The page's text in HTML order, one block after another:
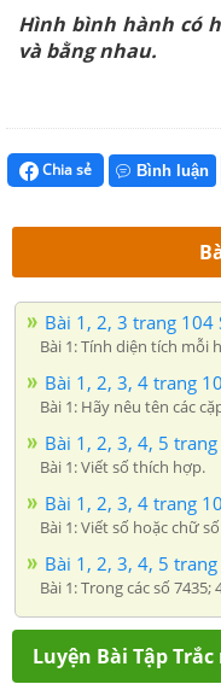
Hình bình hành có
và bằng nhau.
Chia sẻ Bình luận
Bài 1, 2, 3 trang 104
Bài 1: Tính diện tích mỗi
Bài 1, 2, 3, 4 trang
Bài 1: Hãy nêu tên các
Bài 1, 2, 3, 4, 5
Bài 1: Viết số thích hợp.
Bài 1, 2, 3, 4 trang
Bài 1: Viết số hoặc chữ
Bài 1, 2, 3, 4, 5
Bài 1: Trong các số 7435;
Luyện Bài Tập